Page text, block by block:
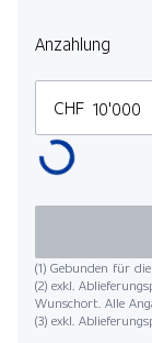
Anzahlung
CHF
(1) Gebunden für
(2) exkl.
Wunschort. Alle
(3) exkl.